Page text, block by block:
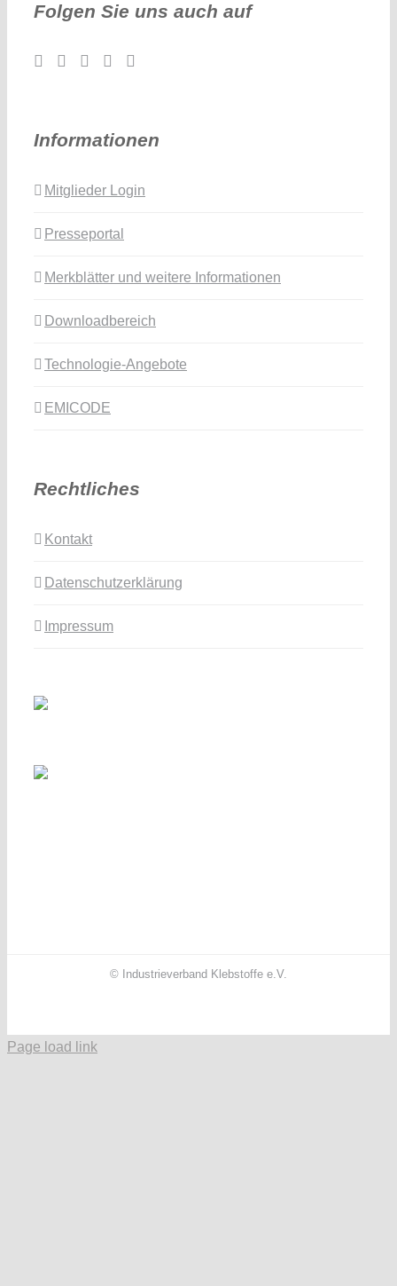
Folgen Sie uns auch auf
Informationen
Mitglieder Login
Presseportal
Merkblätter und weitere Informationen
Downloadbereich
Technologie-Angebote
EMICODE
Rechtliches
Kontakt
Datenschutzerklärung
Impressum
© Industrieverband Klebstoffe e.V.
Page load link